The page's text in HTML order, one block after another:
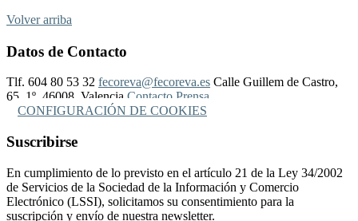
Volver arriba
Datos de Contacto
Tlf. 604 80 53 32 fecoreva@fecoreva.es Calle Guillem de Castro,
65, 1º, 46008, Valencia Contacto Prensa
CONFIGURACIÓN DE COOKIES
Suscribirse
En cumplimiento de lo previsto en el artículo 21 de la Ley 34/2002
de Servicios de la Sociedad de la Información y Comercio
Electrónico (LSSI), solicitamos su consentimiento para la
suscripción y envío de nuestra newsletter.